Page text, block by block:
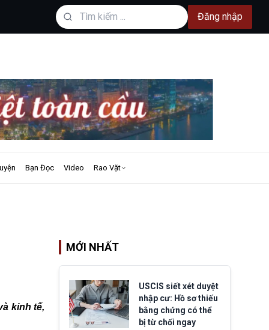
Đăng nhập
Bạn Đọc Video Rao Vặt
kinh tế,
MỚI NHẤT
USCIS siết xét duyệt
nhập cư: Hồ sơ thiếu
bằng chứng có thể
bị từ chối ngay